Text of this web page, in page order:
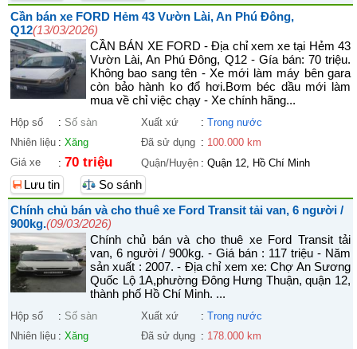
Cần bán xe FORD Hẻm 43 Vườn Lài, An Phú Đông,
Q12(13/03/2026)
CẦN BÁN XE FORD - Địa chỉ xem xe tại Hẻm 43
Vườn Lài, An Phú Đông, Q12 - Gía bán: 70 triệu.
Không bao sang tên - Xe mới làm máy bên gara
còn bảo hành ko đổ hơi.Bơm béc dầu mới làm
mua về chỉ việc chạy - Xe chính hãng...
Hộp số : Số sàn Xuất xứ : Trong nước
Nhiên liệu : Xăng Đã sử dụng : 100.000 km
Giá xe
: 70 triệu Quận/Huyện : Quận 12, Hồ Chí Minh
Lưu tin
So sánh
Chính chủ bán và cho thuê xe Ford Transit tải van, 6 người /
900kg.(09/03/2026)
Chính chủ bán và cho thuê xe Ford Transit tải
van, 6 người / 900kg. - Giá bán : 117 triệu - Năm
sản xuất : 2007. - Địa chỉ xem xe: Chợ An Sương
Quốc Lộ 1A,phường Đông Hưng Thuận, quận 12,
thành phố Hồ Chí Minh. ...
Hộp số : Số sàn Xuất xứ : Trong nước
Nhiên liệu : Xăng Đã sử dụng : 178.000 km